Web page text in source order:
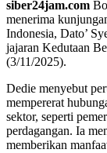
siber24jam.com
menerima
Indonesia, Dato’
jajaran Kedutaan
(3/11/2025).
Dedie menyebut
mempererat
sektor, seperti
perdagangan. Ia
memberikan